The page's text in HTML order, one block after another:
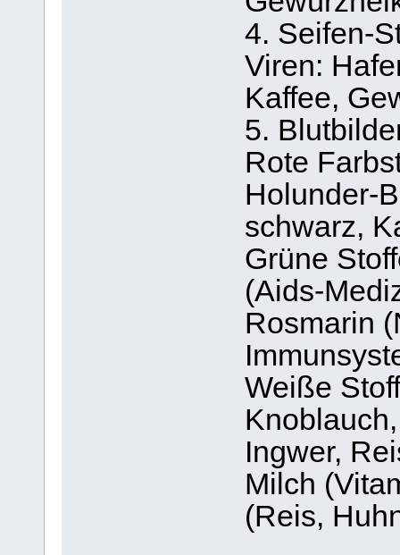
4. Seifen-
Viren:
Kaffee,
5.
Rote
Holunder-
schwarz,
Grüne
(Aids-
Rosmarin
Weiße
Ingwer,
Milch
(Reis,